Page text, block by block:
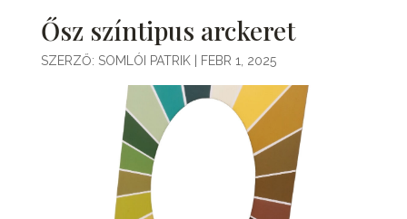
Ősz színtipus arckeret
SZERZŐ: SOMLÓI PATRIK| FEBR 1, 2025